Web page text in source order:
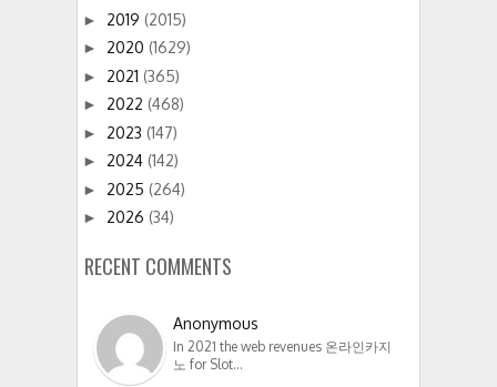
► 2019 (2015)
► 2020 (1629)
► 2021 (365)
► 2022 (468)
► 2023 (147)
► 2024 (142)
► 2025 (264)
► 2026 (34)
RECENT COMMENTS
Anonymous
In 2021 the web revenues 온라인카지
노 for Slot…